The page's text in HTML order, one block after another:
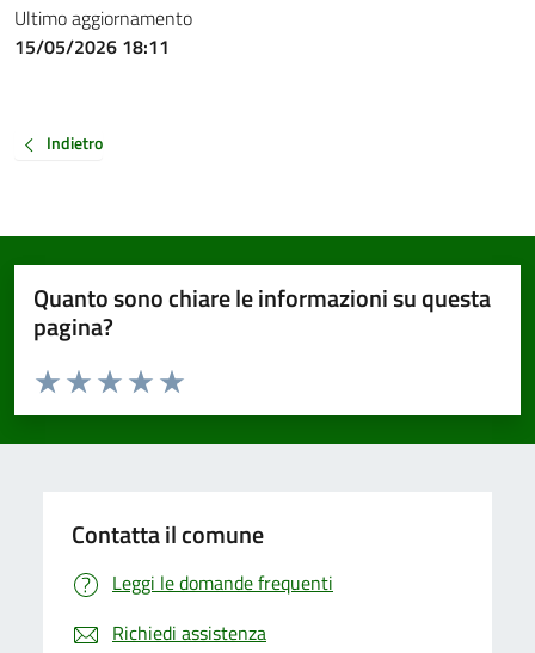
Ultimo aggiornamento
15/05/2026 18:11
Indietro
Quanto sono chiare le informazioni su questa
pagina?
Valuta da 1 a 5 stelle la pagina
Valuta 5 stelle su 5
Valuta 4 stelle su 5
Valuta 3 stelle su 5
Valuta 2 stelle su 5
Valuta 1 stelle su 5
Contatta il comune
Leggi le domande frequenti
Richiedi assistenza